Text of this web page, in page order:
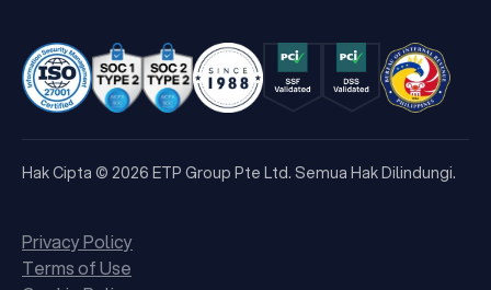
Hak Cipta © 2026 ETP Group Pte Ltd. Semua Hak Dilindungi.
Privacy Policy
Terms of Use